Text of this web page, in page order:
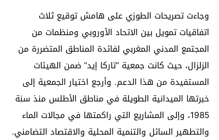
وجاءت تصريحات الطوزي على هامش توقيع ثلاث
اتفاقيات تمويل بين الاتحاد الأوروبي ومنظمات من
المجتمع المدني المغربي لفائدة المناطق المتضررة من
الزلزال، حيث كانت جمعية “تاركا إيد” ضمن الهيئات
المستفيدة من هذا الدعم. وأرجع اختيار الجمعية إلى
خبرتها الميدانية الطويلة في مناطق الأطلس منذ سنة
1985، وإلى المشاريع التي راكمتها في مجالات الماء
والتطهير السائل والتنمية المحلية والاقتصاد التضامني.